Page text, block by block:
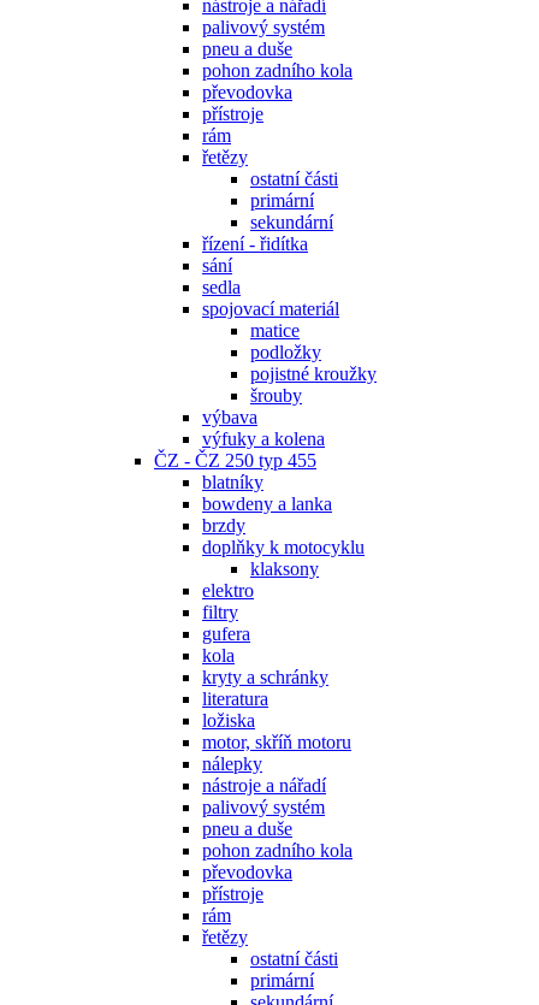
nástroje a nářadí
palivový systém
pneu a duše
pohon zadního kola
převodovka
přístroje
rám
řetězy
ostatní části
primární
sekundární
řízení - řidítka
sání
sedla
spojovací materiál
matice
podložky
pojistné kroužky
šrouby
výbava
výfuky a kolena
ČZ - ČZ 250 typ 455
blatníky
bowdeny a lanka
brzdy
doplňky k motocyklu
klaksony
elektro
filtry
gufera
kola
kryty a schránky
literatura
ložiska
motor, skříň motoru
nálepky
nástroje a nářadí
palivový systém
pneu a duše
pohon zadního kola
převodovka
přístroje
rám
řetězy
ostatní části
primární